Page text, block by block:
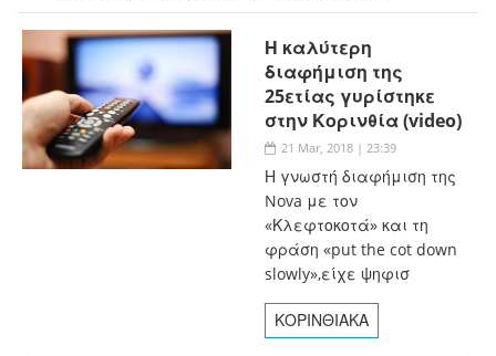
Η καλύτερη
διαφήμιση της
25ετίας γυρίστηκε
στην Κορινθία (video)
21 Mar, 2018 | 23:39
Η γνωστή διαφήμιση της
Nova με τον
«Κλεφτοκοτά» και τη
φράση «put the cot down
slowly»,είχε ψηφισ
ΚΟΡΙΝΘΙΑΚΑ